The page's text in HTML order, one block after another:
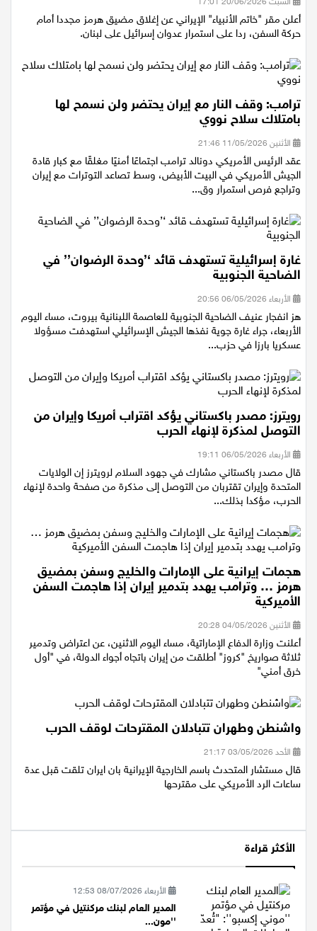
أعلن مقر "خاتم الأنبياء" الإيراني عن إغلاق مضيق هرمز مجددا أمام
حركة السفن، ردا على استمرار عدوان إسرائيل على لبنان.
ترامب: وقف النار مع إيران يحتضر ولن نسمح لها
بامتلاك سلاح نووي
الأثنين 11/05/2026 21:46
عقد الرئيس الأمريكي دونالد ترامب اجتماعًا أمنيًا مغلقًا مع كبار قادة
الجيش الأمريكي في البيت الأبيض، وسط تصاعد التوترات مع إيران
وتراجع فرص استمرار وق...
غارة إسرائيلية تستهدف قائد ‘’وحدة الرضوان’’ في
الضاحية الجنوبية
الأربعاء 06/05/2026 20:56
هز انفجار عنيف الضاحية الجنوبية للعاصمة اللبنانية بيروت، مساء اليوم
الأربعاء، جراء غارة جوية نفذها الجيش الإسرائيلي استهدفت مسؤولا
عسكريا بارزا في حزب...
رويترز: مصدر باكستاني يؤكد اقتراب أمريكا وإيران من
التوصل لمذكرة لإنهاء الحرب
الأربعاء 06/05/2026 19:11
قال مصدر ​باكستاني مشارك ‌في جهود السلام لرويترز ​​إن الولايات
المتحدة ⁠وإيران ​تقتربان من ​التوصل إلى مذكرة من صفحة ​واحدة لإنهاء ​
الحرب، مؤكدا ‌بذلك...
هجمات إيرانية على الإمارات والخليج وسفن بمضيق
هرمز … وترامب يهدد بتدمير إيران إذا هاجمت السفن
الأميركية
الأثنين 04/05/2026 20:28
أعلنت وزارة الدفاع الإماراتية، مساء اليوم الاثنين، عن اعتراض وتدمير
ثلاثة صواريخ "كروز" أطلقت من إيران باتجاه أجواء الدولة، في "أول
خرق أمني"
واشنطن وطهران تتبادلان المقترحات لوقف الحرب
الأحد 03/05/2026 21:17
قال مستشار المتحدث باسم الخارجية الإيرانية بان ايران تلقت قبل عدة
ساعات الرد الأمريكي على مقترحها
الأكثر قراءة
الأربعاء 08/07/2026 12:53
المدير العام لبنك مركنتيل في مؤتمر
''مون...